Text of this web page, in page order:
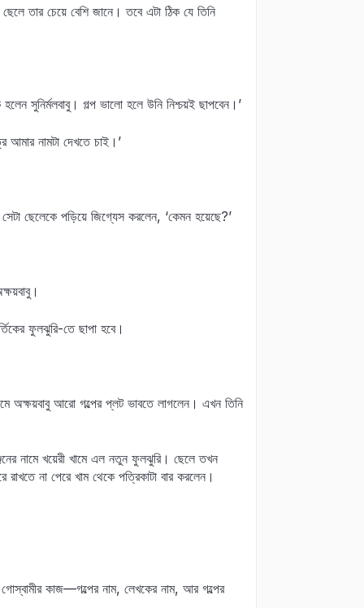
তার চেয়ে বেশি জানে। তবে এটা ঠিক যে তিনি
সুনির্মলবাবু। গল্প ভালো হলে উনি নিশ্চয়ই ছাপবেন।’
আমার নামটা দেখতে চাই।’
সেটা ছেলেকে পড়িয়ে জিগ্যেস করলেন, ‘কেমন হয়েছে?’
ফুলঝুরি-তে ছাপা হবে।
আরো গল্পের প্লট ভাবতে লাগলেন। এখন তিনি
নামে খয়েরী খামে এল নতুন ফুলঝুরি। ছেলে তখন
না পেরে খাম থেকে পত্রিকাটা বার করলেন।
কাজ—গল্পের নাম, লেখকের নাম, আর গল্পের